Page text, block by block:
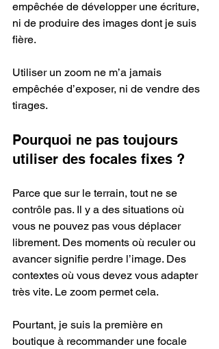
empêchée de développer une écriture,
ni de produire des images dont je suis
fière.
Utiliser un zoom ne m’a jamais
empêchée d’exposer, ni de vendre des
tirages.
Pourquoi ne pas toujours
utiliser des focales fixes ?
Parce que sur le terrain, tout ne se
contrôle pas. Il y a des situations où
vous ne pouvez pas vous déplacer
librement. Des moments où reculer ou
avancer signifie perdre l’image. Des
contextes où vous devez vous adapter
très vite. Le zoom permet cela.
Pourtant, je suis la première en
boutique à recommander une focale